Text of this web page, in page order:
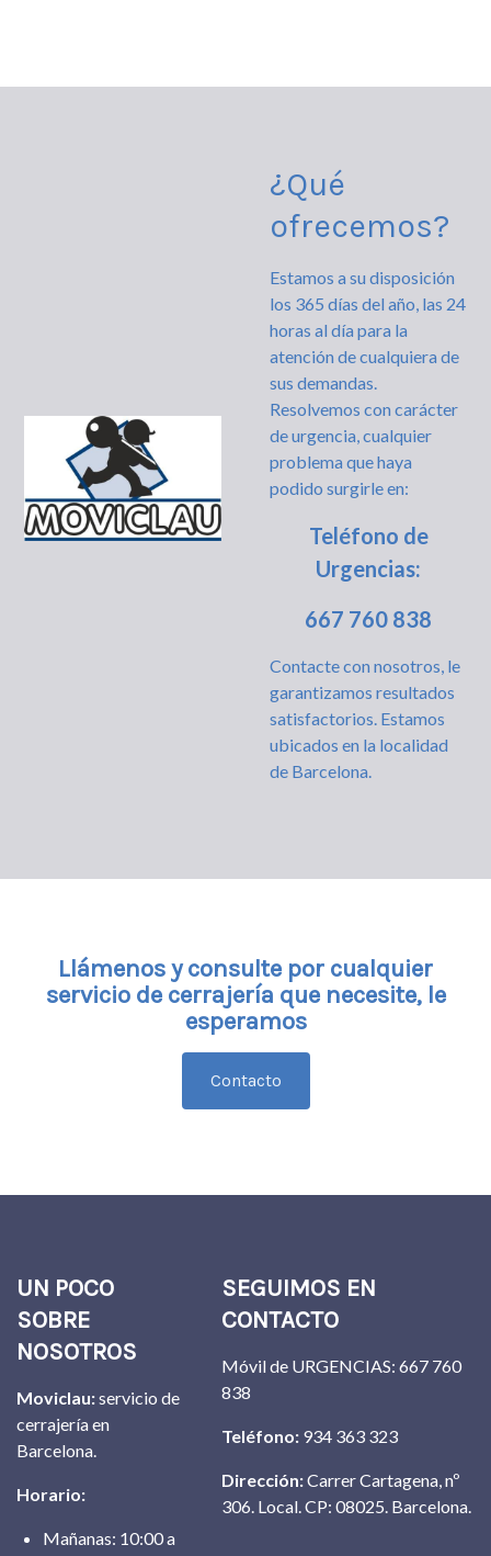
¿Qué
ofrecemos?
Estamos a su disposición
los 365 días del año, las 24
horas al día para la
atención de cualquiera de
sus demandas.
Resolvemos con carácter
de urgencia, cualquier
problema que haya
podido surgirle en:
Teléfono de
Urgencias:
667 760 838
Contacte con nosotros, le
garantizamos resultados
satisfactorios. Estamos
ubicados en la localidad
de Barcelona.
Llámenos y consulte por cualquier
servicio de cerrajería que necesite, le
esperamos
Contacto
UN POCO
SOBRE
NOSOTROS
Moviclau:servicio de
cerrajería en
Barcelona.
Horario:
Mañanas: 10:00 a
SEGUIMOS EN
CONTACTO
Móvil de URGENCIAS: 667 760
838
Teléfono:934 363 323
Dirección:Carrer Cartagena, nº
306. Local. CP: 08025. Barcelona.